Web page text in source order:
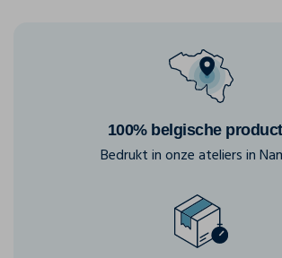
100% belgische
Bedrukt in onze ateliers in